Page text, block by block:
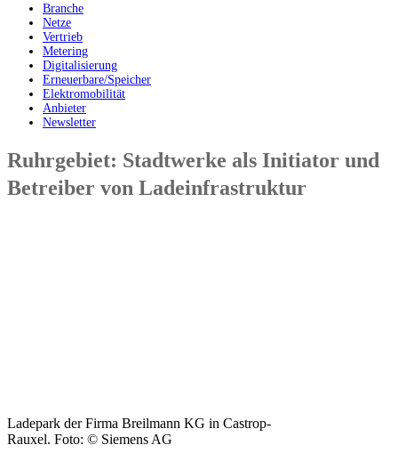
Branche
Netze
Vertrieb
Metering
Digitalisierung
Erneuerbare/Speicher
Elektromobilität
Anbieter
Newsletter
Ruhrgebiet: Stadtwerke als Initiator und
Betreiber von Ladeinfrastruktur
Ladepark der Firma Breilmann KG in Castrop-
Rauxel. Foto: © Siemens AG